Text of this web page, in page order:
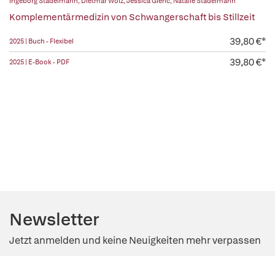
Komplementärmedizin von Schwangerschaft bis Stillzeit
2025 | Buch - Flexibel 39,80 €*
2025 | E-Book - PDF 39,80 €*
Newsletter
Jetzt anmelden und keine Neuigkeiten mehr verpassen